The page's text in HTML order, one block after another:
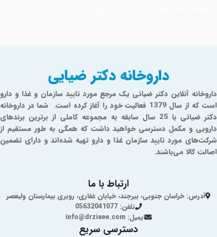
داروخانه دکتر ضیایی
داروخانه آنلاین دکتر ضیائی یک مرجع مورد تایید سازمان و غذا و دارو
است که از سال 1379 فعالیت خود را آغاز کرده است. شما در داروخانه
دکتر ضیائی با 25 سال سابقه به مجموعه کاملی از برترین برندهای
دارویی و مکمل دسترسی خواهید داشت که همگی به طور مستقیم از
شرکت‌های مورد تایید سازمان غذا و دارو تهیه شده‌اند و دارای تضمین
اصالت کالا می‌باشند.
ارتباط با ما
آدرس: خراسان جنوبی، بیرجند، خیابان غفاری، روبری بیمارستان ولیعصر
تلفن: 05632041077
ایمیل: info@drziaee.com
دسترسی سریع